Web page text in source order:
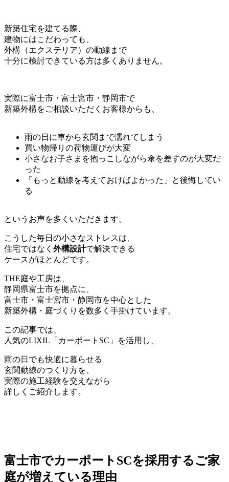
新築住宅を建てる際、
建物にはこだわっても、
外構（エクステリア）の動線まで
十分に検討できている方は多くありません。
実際に富士市・富士宮市・静岡市で
新築外構をご相談いただくお客様からも、
雨の日に車から玄関まで濡れてしまう
買い物帰りの荷物運びが大変
小さなお子さまを抱っこしながら傘を差すのが大変だ
った
「もっと動線を考えておけばよかった」と後悔してい
る
というお声を多くいただきます。
こうした毎日の小さなストレスは、
住宅ではなく 外構設計で解決できる
ケースがほとんどです。
THE庭や工房は、
静岡県富士市を拠点に、
富士市・富士宮市・静岡市を中心とした
新築外構・庭づくりを数多く手掛けています。
この記事では、
人気のLIXIL「カーポートSC」を活用し、
雨の日でも快適に暮らせる
玄関動線のつくり方を、
実際の施工経験を交えながら
詳しくご紹介します。
富士市でカーポートSCを採用するご家
庭が増えている理由